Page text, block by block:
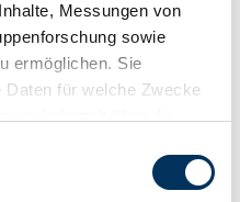
Messungen von
sowie
ermöglichen. Sie
für welche Zwecke